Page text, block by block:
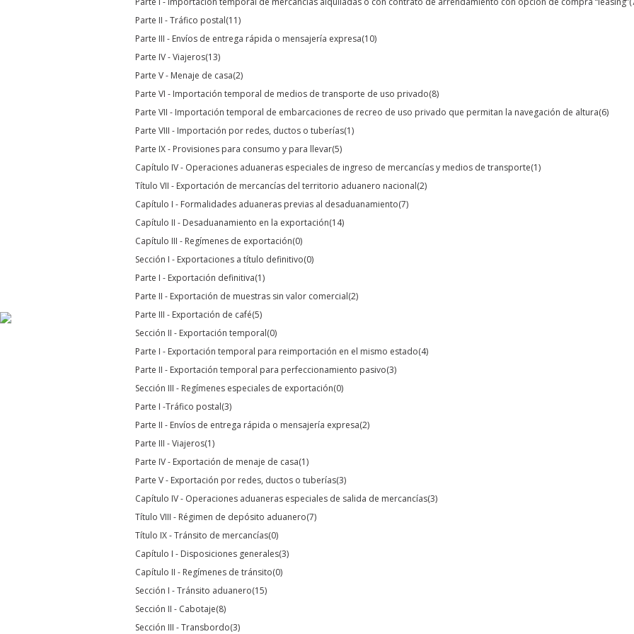
Parte II - Tráfico postal(11)
Parte III - Envíos de entrega rápida o mensajería expresa(10)
Parte IV - Viajeros(13)
Parte V - Menaje de casa(2)
Parte VI - Importación temporal de medios de transporte de uso privado(8)
Parte VII - Importación temporal de embarcaciones de recreo de uso privado que permitan la navegación de altura(6)
Parte VIII - Importación por redes, ductos o tuberías(1)
Parte IX - Provisiones para consumo y para llevar(5)
Capítulo IV - Operaciones aduaneras especiales de ingreso de mercancías y medios de transporte(1)
Título VII - Exportación de mercancías del territorio aduanero nacional(2)
Capítulo I - Formalidades aduaneras previas al desaduanamiento(7)
Capítulo II - Desaduanamiento en la exportación(14)
Capítulo III - Regímenes de exportación(0)
Sección I - Exportaciones a título definitivo(0)
Parte I - Exportación definitiva(1)
Parte II - Exportación de muestras sin valor comercial(2)
Parte III - Exportación de café(5)
Sección II - Exportación temporal(0)
Parte I - Exportación temporal para reimportación en el mismo estado(4)
Parte II - Exportación temporal para perfeccionamiento pasivo(3)
Sección III - Regímenes especiales de exportación(0)
Parte I -Tráfico postal(3)
Parte II - Envíos de entrega rápida o mensajería expresa(2)
Parte III - Viajeros(1)
Parte IV - Exportación de menaje de casa(1)
Parte V - Exportación por redes, ductos o tuberías(3)
Capítulo IV - Operaciones aduaneras especiales de salida de mercancías(3)
Título VIII - Régimen de depósito aduanero(7)
Título IX - Tránsito de mercancías(0)
Capítulo I - Disposiciones generales(3)
Capítulo II - Regímenes de tránsito(0)
Sección I - Tránsito aduanero(15)
Sección II - Cabotaje(8)
Sección III - Transbordo(3)